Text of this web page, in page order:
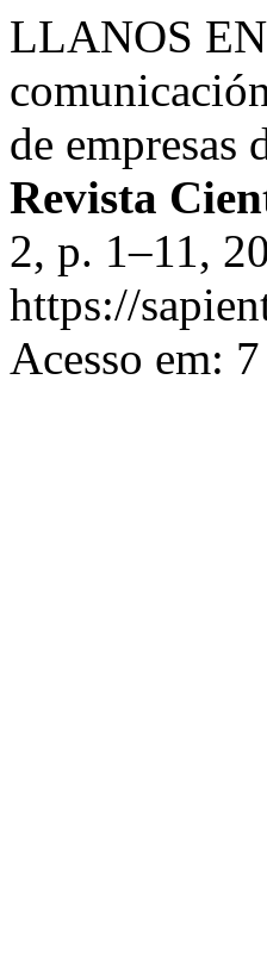
LLANOS
de empresas
Revista
2, p. 1–11,
https://
Acesso em: